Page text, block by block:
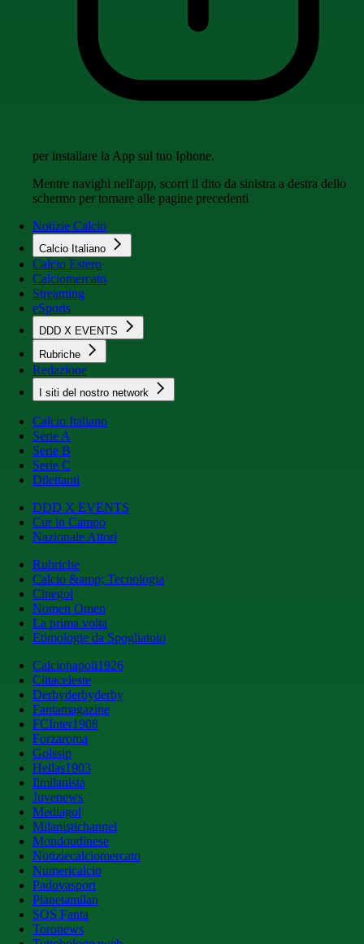
per installare la App sul tuo Iphone.
Mentre navighi nell'app, scorri il dito da sinistra a destra dello
schermo per tornare alle pagine precedenti
Notizie Calcio
Calcio Italiano
Calcio Estero
Calciomercato
Streaming
eSports
DDD X EVENTS
Rubriche
Redazione
I siti del nostro network
Calcio Italiano
Serie A
Serie B
Serie C
Dilettanti
DDD X EVENTS
Cur in Campo
Nazionale Attori
Rubriche
Calcio &amp; Tecnologia
Cinegol
Nomen Omen
La prima volta
Etimologie da Spogliatoio
Calcionapoli1926
Cittaceleste
Derbyderbyderby
Fantamagazine
FCInter1908
Forzaroma
Golssip
Hellas1903
Ilmilanista
Juvenews
Mediagol
Milanistichannel
Mondoudinese
Notiziecalciomercato
Numericalcio
Padovasport
Pianetamilan
SOS Fanta
Toronews